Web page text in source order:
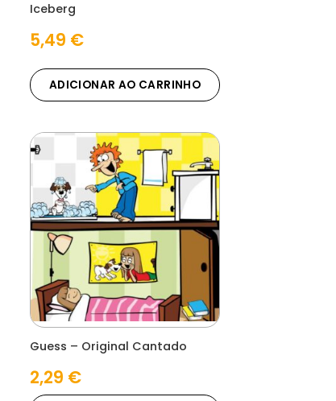
Iceberg
5,49 €
ADICIONAR AO CARRINHO
Guess – Original Cantado
2,29 €